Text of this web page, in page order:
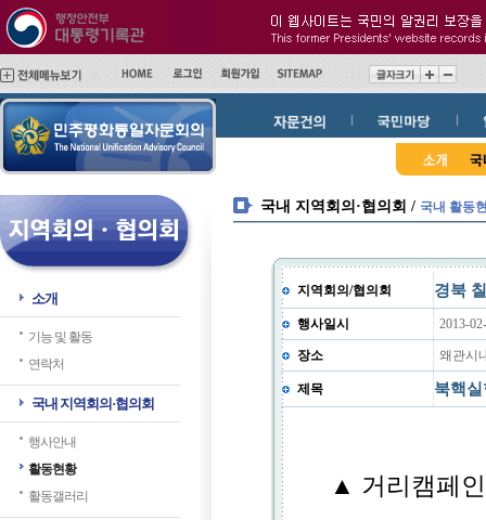
인
메
바
문
바
가
소개
기능 및 활동
연락처
국내 지역회의·협의회
행사안내
활동현황
활동갤러리
국내 지역회의·협의회 / 국내 활동
지역회의/협의회 경북
행사일시 2013-
장소 왜관시
제목 북핵실
▲ 거리캠페